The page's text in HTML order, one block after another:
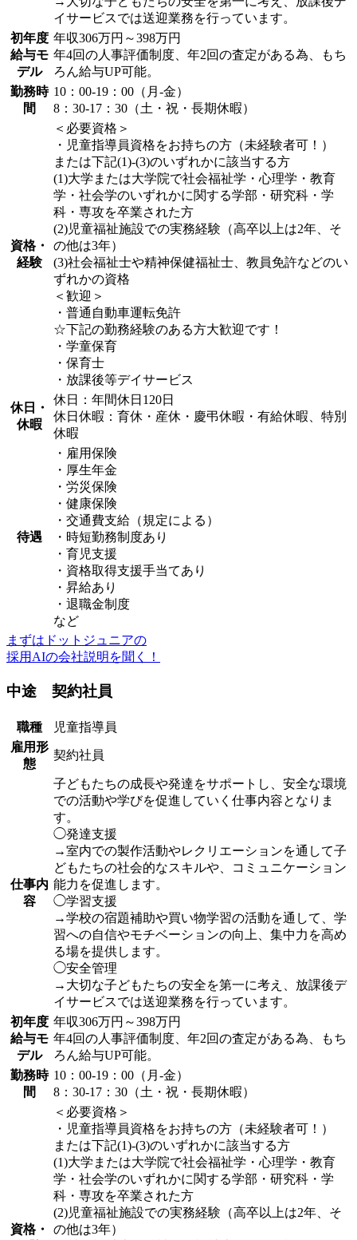
イサービスでは送迎業務を行っています。
初年度
給与モ
デル
年収306万円～398万円
年4回の人事評価制度、年2回の査定がある為、もち
ろん給与UP可能。
勤務時
間
10：00-19：00（月-金）
8：30-17：30（土・祝・長期休暇）
資格・
経験
＜必要資格＞
・児童指導員資格をお持ちの方（未経験者可！）
または下記(1)-(3)のいずれかに該当する方
(1)大学または大学院で社会福祉学・心理学・教育
学・社会学のいずれかに関する学部・研究科・学
科・専攻を卒業された方
(2)児童福祉施設での実務経験（高卒以上は2年、そ
の他は3年）
(3)社会福祉士や精神保健福祉士、教員免許などのい
ずれかの資格
＜歓迎＞
・普通自動車運転免許
☆下記の勤務経験のある方大歓迎です！
・学童保育
・保育士
・放課後等デイサービス
休日・
休暇
休日：年間休日120日
休日休暇：育休・産休・慶弔休暇・有給休暇、特別
休暇
待遇
・雇用保険
・厚生年金
・労災保険
・健康保険
・交通費支給（規定による）
・時短勤務制度あり
・育児支援
・資格取得支援手当てあり
・昇給あり
・退職金制度
など
まずはドットジュニアの
採用AIの会社説明を聞く！
中途 契約社員
職種
児童指導員
雇用形
態
契約社員
仕事内
容
子どもたちの成長や発達をサポートし、安全な環境
での活動や学びを促進していく仕事内容となりま
す。
◯発達支援
→室内での製作活動やレクリエーションを通して子
どもたちの社会的なスキルや、コミュニケーション
能力を促進します。
◯学習支援
→学校の宿題補助や買い物学習の活動を通して、学
習への自信やモチベーションの向上、集中力を高め
る場を提供します。
◯安全管理
→大切な子どもたちの安全を第一に考え、放課後デ
イサービスでは送迎業務を行っています。
初年度
給与モ
デル
年収306万円～398万円
年4回の人事評価制度、年2回の査定がある為、もち
ろん給与UP可能。
勤務時
間
10：00-19：00（月-金）
8：30-17：30（土・祝・長期休暇）
資格・
＜必要資格＞
・児童指導員資格をお持ちの方（未経験者可！）
または下記(1)-(3)のいずれかに該当する方
(1)大学または大学院で社会福祉学・心理学・教育
学・社会学のいずれかに関する学部・研究科・学
科・専攻を卒業された方
(2)児童福祉施設での実務経験（高卒以上は2年、そ
の他は3年）